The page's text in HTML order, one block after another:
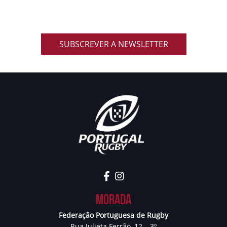
SUBSCREVER A NEWSLETTER
Morada
Federação Portuguesa de Rugby